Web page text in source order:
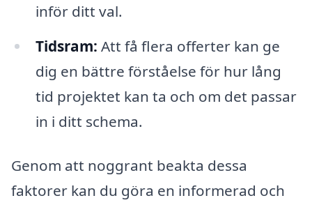
inför ditt val.
Tidsram: Att få flera offerter kan ge
dig en bättre förståelse för hur lång
tid projektet kan ta och om det passar
in i ditt schema.
Genom att noggrant beakta dessa
faktorer kan du göra en informerad och